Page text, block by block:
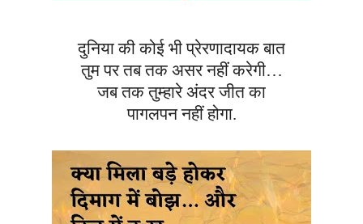
दुनिया की कोई भी प्रेरणादायक बात
तुम पर तब तक असर नहीं करेगी…
जब तक तुम्हारे अंदर जीत का
पागलपन नहीं होगा.